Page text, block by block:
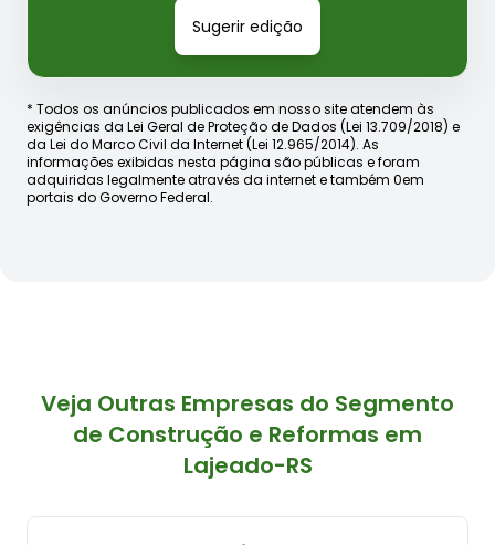
Sugerir edição
* Todos os anúncios publicados em nosso site atendem às
exigências da Lei Geral de Proteção de Dados (Lei 13.709/2018) e
da Lei do Marco Civil da Internet (Lei 12.965/2014). As
informações exibidas nesta página são públicas e foram
adquiridas legalmente através da internet e também 0em
portais do Governo Federal.
Veja Outras Empresas do Segmento
de Construção e Reformas em
Lajeado-RS